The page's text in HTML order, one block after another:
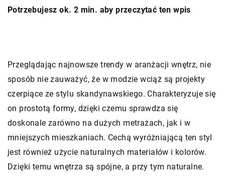
Potrzebujesz ok. 2 min. aby przeczytać ten wpis
Przeglądając najnowsze trendy w aranżacji wnętrz, nie
sposób nie zauważyć, że w modzie wciąż są projekty
czerpiące ze stylu skandynawskiego. Charakteryzuje się
on prostotą formy, dzięki czemu sprawdza się
doskonale zarówno na dużych metrażach, jak i w
mniejszych mieszkaniach. Cechą wyróżniającą ten styl
jest również użycie naturalnych materiałów i kolorów.
Dzięki temu wnętrza są spójne, a przy tym naturalne.